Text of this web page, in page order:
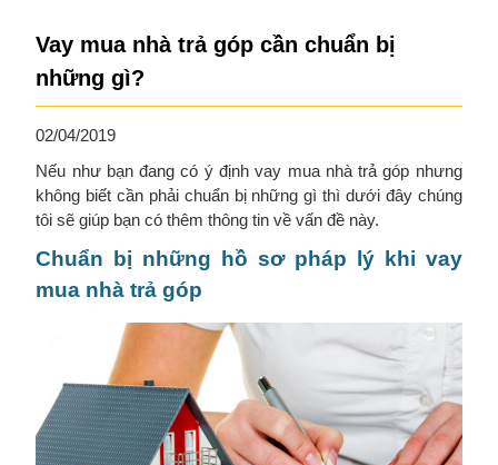
Vay mua nhà trả góp cần chuẩn bị
những gì?
02/04/2019
Nếu như bạn đang có ý định vay mua nhà trả góp nhưng
không biết cần phải chuẩn bị những gì thì dưới đây chúng
tôi sẽ giúp bạn có thêm thông tin về vấn đề này.
Chuẩn bị những hồ sơ pháp lý khi vay
mua nhà trả góp